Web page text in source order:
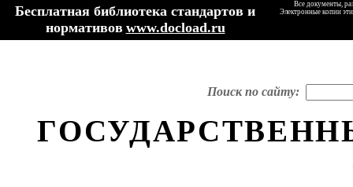
Бесплатная библиотека стандартов и
нормативов www.docload.ru
Все документы,
Электронные копии
Поиск по сайту: